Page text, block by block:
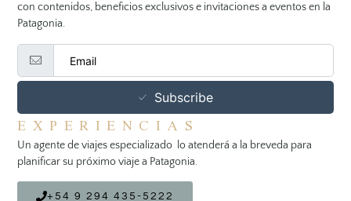
con contenidos, beneficios exclusivos e invitaciones a eventos en la
Patagonia.
Subscribe
EXPERIENCIAS
Un agente de viajes especializado lo atenderá a la breveda para
planificar su próximo viaje a Patagonia.
+54 9 294 435-5222